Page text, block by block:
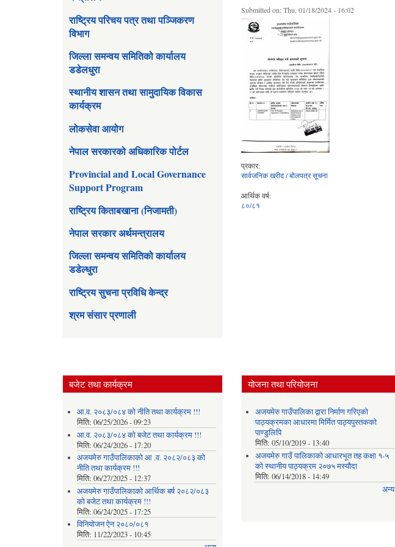
राष्ट्रिय परिचय पत्र तथा पञ्जिकरण
विभाग
जिल्ला समन्वय समितिको कार्यालय
डडेलधुरा
स्थानीय शासन तथा सामुदायिक विकास
कार्यक्रम
लोकसेवा आयोग
नेपाल सरकारको अधिकारिक पोर्टल
Provincial and Local Governance
Support Program
राष्ट्रिय किताबखाना (निजामती)
नेपाल सरकार अर्थमन्त्रालय
जिल्ला समन्वय समितिको कार्यालय
डडेल्धुरा
राष्ट्रिय सुचना प्रविधि केन्द्र
श्रम संसार प्रणाली
Submitted on:Thu, 01/18/2024 - 16:02
प्रकार:
सार्वजनिक खरीद / बोलपत्र सूचना
आर्थिक वर्ष:
८०/८१
बजेट तथा कार्यक्रम
आ.व. २०८३/०८४ को नीति तथा कार्यक्रम !!!
मिति: 06/25/2026 - 09:23
आ.व. २०८३/०८४ को बजेट तथा कार्यक्रम !!!
मिति: 06/24/2026 - 17:20
अजयमेरु गाउँपालिकाको आ .व. २०८२/०८३ को
नीति तथा कार्यक्रम !!!
मिति: 06/27/2025 - 12:37
अजयमेरु गाउँपालिकाको आर्थिक बर्ष २०८२/०८३
को बजेट तथा कार्यक्रम !!!
मिति: 06/24/2025 - 17:25
विनियोजन ऐन २०८०/०८१
मिति: 11/22/2023 - 10:45
योजना तथा परियोजना
अजयमेरु गाउँपालिका द्वारा निर्माण गरिएको
पाठ्यक्रमका आधारमा मिर्मित पाठ्यपुस्तकको
पाण्डुलिपि
मिति:05/10/2019 - 13:40
अजयमेरु गाउँ पालिकाको आधारभूत तह कक्षा १-५
को स्थानीय पाठ्यक्रम २०७५ मस्यौदा
मिति:06/14/2018 - 14:49
अन्य